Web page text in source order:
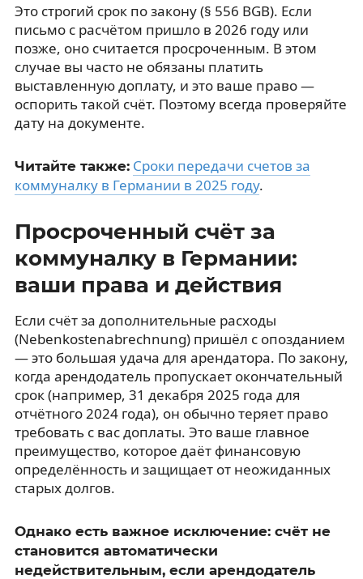
Это строгий срок по закону (§ 556 BGB). Если
письмо с расчётом пришло в 2026 году или
позже, оно считается просроченным. В этом
случае вы часто не обязаны платить
выставленную доплату, и это ваше право —
оспорить такой счёт. Поэтому всегда проверяйте
дату на документе.
Читайте также: Сроки передачи счетов за
коммуналку в Германии в 2025 году.
Просроченный счёт за
коммуналку в Германии:
ваши права и действия
Если счёт за дополнительные расходы
(Nebenkostenabrechnung) пришёл с опозданием
— это большая удача для арендатора. По закону,
когда арендодатель пропускает окончательный
срок (например, 31 декабря 2025 года для
отчётного 2024 года), он обычно теряет право
требовать с вас доплаты. Это ваше главное
преимущество, которое даёт финансовую
определённость и защищает от неожиданных
старых долгов.
Однако есть важное исключение: счёт не
становится автоматически
недействительным, если арендодатель